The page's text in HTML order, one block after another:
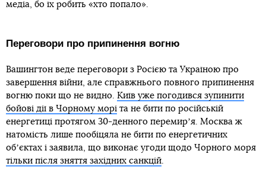
медіа, бо їх робить «хто попало».
Переговори про припинення вогню
Вашингтон веде переговори з Росією та Україною про
завершення війни, але справжнього повного припинення
вогню поки що не видно. Київ уже погодився зупинити
бойові дії в Чорному морі та не бити по російській
енергетиці протягом 30-денного перемирʼя. Москва ж
натомість лише пообіцяла не бити по енергетичних
обʼєктах і заявила, що виконає угоди щодо Чорного моря
тільки після зняття західних санкцій.